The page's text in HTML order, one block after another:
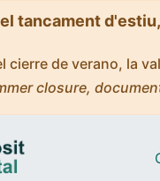
tancament
cierre de verano, la
closure,